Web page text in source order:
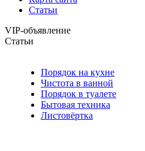
Статьи
VIP-объявление
Статьи
Порядок на кухне
Чистота в ванной
Порядок в туалете
Бытовая техника
Листовёртка